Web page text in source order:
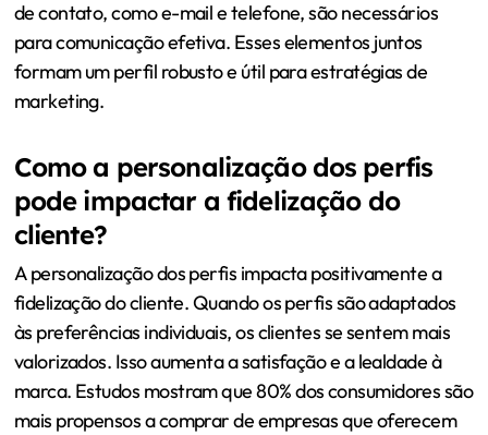
de contato, como e-mail e telefone, são necessários
para comunicação efetiva. Esses elementos juntos
formam um perfil robusto e útil para estratégias de
marketing.
Como a personalização dos perfis
pode impactar a fidelização do
cliente?
A personalização dos perfis impacta positivamente a
fidelização do cliente. Quando os perfis são adaptados
às preferências individuais, os clientes se sentem mais
valorizados. Isso aumenta a satisfação e a lealdade à
marca. Estudos mostram que 80% dos consumidores são
mais propensos a comprar de empresas que oferecem